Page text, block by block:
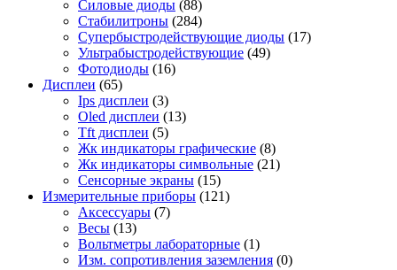
Силовые диоды (88)
Стабилитроны (284)
Супербыстродействующие диоды (17)
Ультрабыстродействующие (49)
Фотодиоды (16)
Дисплеи (65)
Ips дисплеи (3)
Oled дисплеи (13)
Tft дисплеи (5)
Жк индикаторы графические (8)
Жк индикаторы символьные (21)
Сенсорные экраны (15)
Измерительные приборы (121)
Аксессуары (7)
Весы (13)
Вольтметры лабораторные (1)
Изм. сопротивления заземления (0)